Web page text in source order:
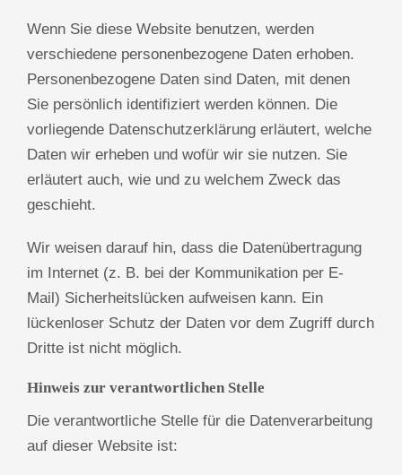
Wenn Sie diese Website benutzen, werden
verschiedene personenbezogene Daten erhoben.
Personenbezogene Daten sind Daten, mit denen
Sie persönlich identifiziert werden können. Die
vorliegende Datenschutzerklärung erläutert, welche
Daten wir erheben und wofür wir sie nutzen. Sie
erläutert auch, wie und zu welchem Zweck das
geschieht.
Wir weisen darauf hin, dass die Datenübertragung
im Internet (z. B. bei der Kommunikation per E-
Mail) Sicherheitslücken aufweisen kann. Ein
lückenloser Schutz der Daten vor dem Zugriff durch
Dritte ist nicht möglich.
Hinweis zur verantwortlichen Stelle
Die verantwortliche Stelle für die Datenverarbeitung
auf dieser Website ist: